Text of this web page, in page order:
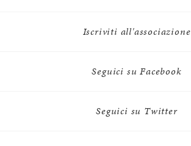
Iscriviti all'associazione
Seguici su Facebook
Seguici su Twitter